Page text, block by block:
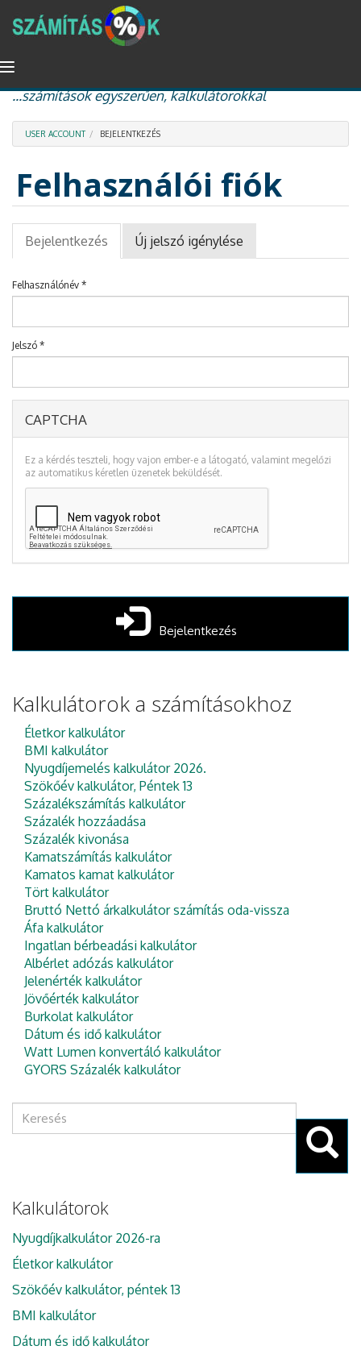
Ugrás
tartalomra
átkapcsolása
százalékszámítás, kamat és kamatos kamat, nyugdíj
...számítások egyszerűen, kalkulátorokkal
USER ACCOUNT BEJELENTKEZÉS
Felhasználói fiók
Elsődleges
fülek
Bejelentkezés (aktív
fül)
Új jelszó igénylése
Felhasználónév *
Jelszó *
CAPTCHA
Ez a kérdés teszteli, hogy vajon ember-e a látogató, valamint megelőzi
az automatikus kéretlen üzenetek beküldését.
Bejelentkezés
Kalkulátorok a számításokhoz
Életkor kalkulátor
BMI kalkulátor
Nyugdíjemelés kalkulátor 2026.
Szökőév kalkulátor, Péntek 13
Százalékszámítás kalkulátor
Százalék hozzáadása
Százalék kivonása
Kamatszámítás kalkulátor
Kamatos kamat kalkulátor
Tört kalkulátor
Bruttó Nettó árkalkulátor számítás oda-vissza
Áfa kalkulátor
Ingatlan bérbeadási kalkulátor
Albérlet adózás kalkulátor
Jelenérték kalkulátor
Jövőérték kalkulátor
Burkolat kalkulátor
Dátum és idő kalkulátor
Watt Lumen konvertáló kalkulátor
GYORS Százalék kalkulátor
Keresés
űrlap
Kalkulátorok
Nyugdíjkalkulátor 2026-ra
Életkor kalkulátor
Szökőév kalkulátor, péntek 13
BMI kalkulátor
Dátum és idő kalkulátor